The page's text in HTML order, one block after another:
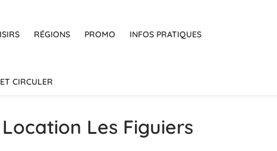
RÉGIONS PROMO INFOS PRATIQUES
CIRCULER
Location Les Figuiers